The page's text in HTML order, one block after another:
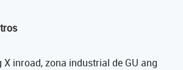
X inroad, zona industrial de GU ang